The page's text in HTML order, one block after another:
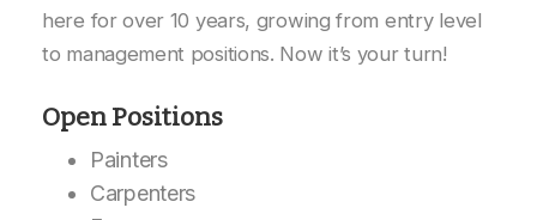
here for over 10 years, growing from entry level
to management positions. Now it’s your turn!
Open Positions
Painters
Carpenters